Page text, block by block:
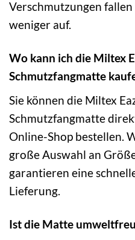
Verschmutzungen
weniger auf.
Wo kann ich die Miltex
Schmutzfangmatte
Sie können die Miltex
Schmutzfangmatte
Online-Shop bestellen.
große Auswahl an
garantieren eine
Lieferung.
Ist die Matte